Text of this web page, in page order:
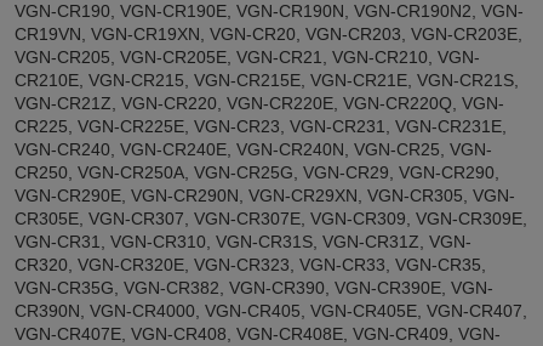
VGN-CR190, VGN-CR190E, VGN-CR190N, VGN-CR190N2, VGN-
CR19VN, VGN-CR19XN, VGN-CR20, VGN-CR203, VGN-CR203E,
VGN-CR205, VGN-CR205E, VGN-CR21, VGN-CR210, VGN-
CR210E, VGN-CR215, VGN-CR215E, VGN-CR21E, VGN-CR21S,
VGN-CR21Z, VGN-CR220, VGN-CR220E, VGN-CR220Q, VGN-
CR225, VGN-CR225E, VGN-CR23, VGN-CR231, VGN-CR231E,
VGN-CR240, VGN-CR240E, VGN-CR240N, VGN-CR25, VGN-
CR250, VGN-CR250A, VGN-CR25G, VGN-CR29, VGN-CR290,
VGN-CR290E, VGN-CR290N, VGN-CR29XN, VGN-CR305, VGN-
CR305E, VGN-CR307, VGN-CR307E, VGN-CR309, VGN-CR309E,
VGN-CR31, VGN-CR310, VGN-CR31S, VGN-CR31Z, VGN-
CR320, VGN-CR320E, VGN-CR323, VGN-CR33, VGN-CR35,
VGN-CR35G, VGN-CR382, VGN-CR390, VGN-CR390E, VGN-
CR390N, VGN-CR4000, VGN-CR405, VGN-CR405E, VGN-CR407,
VGN-CR407E, VGN-CR408, VGN-CR408E, VGN-CR409, VGN-